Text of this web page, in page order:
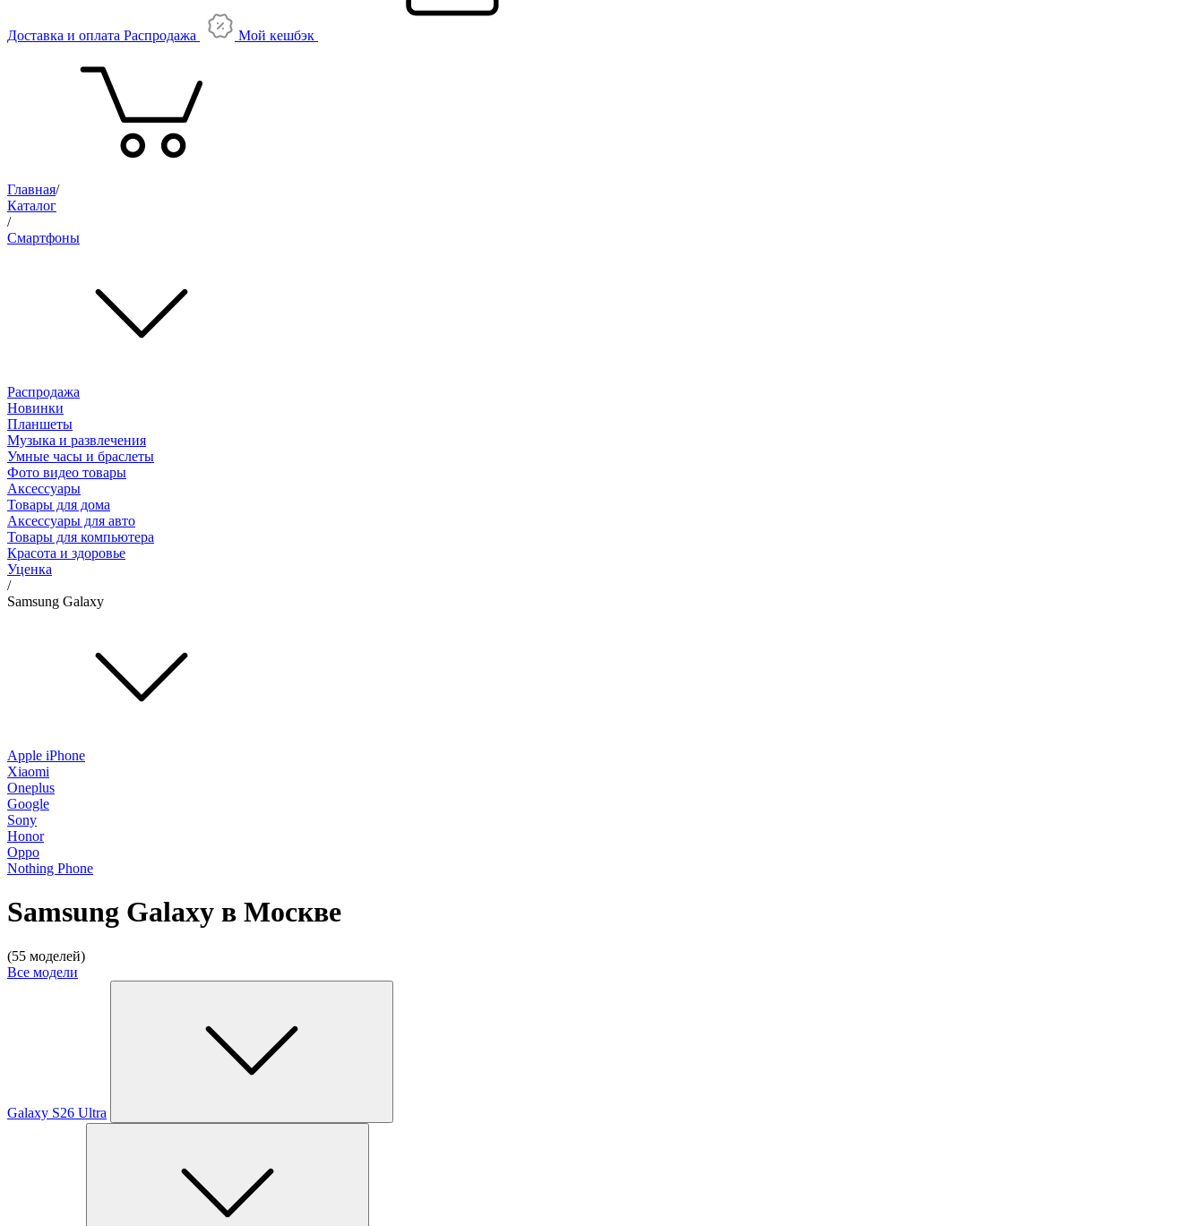
Доставка и оплата Распродажа Мой кешбэк
Главная/
Каталог
/
Смартфоны
Распродажа
Новинки
Планшеты
Музыка и развлечения
Умные часы и браслеты
Фото видео товары
Аксессуары
Товары для дома
Аксессуары для авто
Товары для компьютера
Красота и здоровье
Уценка
/
Samsung Galaxy
Apple iPhone
Xiaomi
Oneplus
Google
Sony
Honor
Oppo
Nothing Phone
Samsung Galaxy в Москве
(55 моделей)
Все модели
Galaxy S26 Ultra